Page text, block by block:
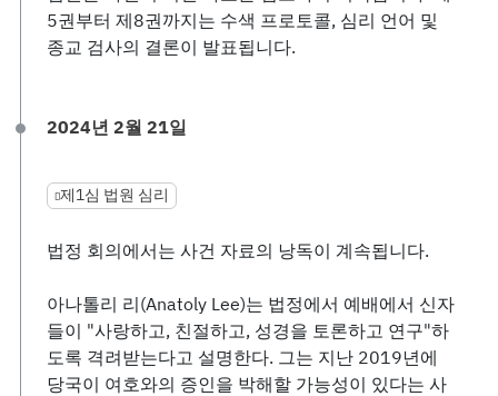
5권부터 제8권까지는 수색 프로토콜, 심리 언어 및
종교 검사의 결론이 발표됩니다.
2024년 2월 21일
제1심 법원 심리
법정 회의에서는 사건 자료의 낭독이 계속됩니다.
아나톨리 리(Anatoly Lee)는 법정에서 예배에서 신자
들이 "사랑하고, 친절하고, 성경을 토론하고 연구"하
도록 격려받는다고 설명한다. 그는 지난 2019년에
당국이 여호와의 증인을 박해할 가능성이 있다는 사